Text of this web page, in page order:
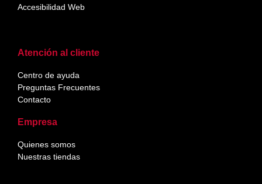
Atención al cliente
Centro de ayuda
Preguntas Frecuentes
Contacto
Empresa
Quienes somos
Nuestras tiendas
Accesibilidad Web